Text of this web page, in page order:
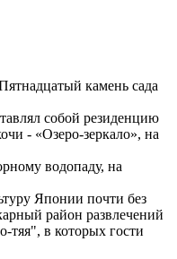
камень сада
собой резиденцию
- «Озеро-зеркало», на
водопаду, на
Японии почти без
район развлечений
тяя", в которых гости